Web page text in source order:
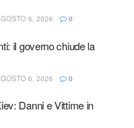
6, 2026 0
il governo chiude la
6, 2026 0
Danni e Vittime in